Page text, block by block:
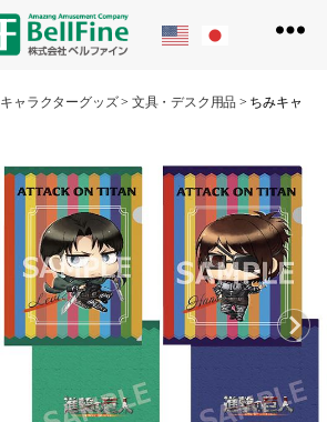
フ
キャラクターグッズ> 文具・デスク用品 > ちみキャラ